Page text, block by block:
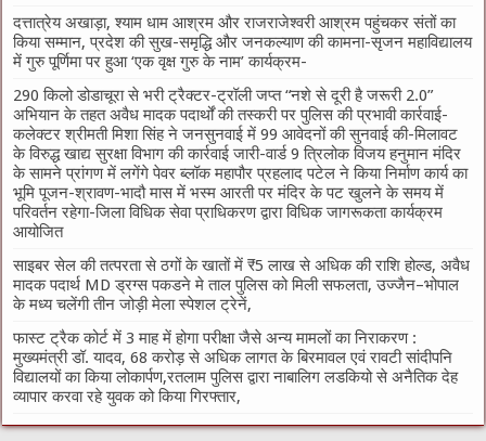
दत्तात्रेय अखाड़ा, श्याम धाम आश्रम और राजराजेश्वरी आश्रम पहुंचकर संतों का
किया सम्मान, प्रदेश की सुख-समृद्धि और जनकल्याण की कामना-सृजन महाविद्यालय
में गुरु पूर्णिमा पर हुआ ‘एक वृक्ष गुरु के नाम’ कार्यक्रम-
290 किलो डोडाचूरा से भरी ट्रैक्टर-ट्रॉली जप्त “नशे से दूरी है जरूरी 2.0”
अभियान के तहत अवैध मादक पदार्थों की तस्करी पर पुलिस की प्रभावी कार्रवाई-
कलेक्टर श्रीमती मिशा सिंह ने जनसुनवाई में 99 आवेदनों की सुनवाई की-मिलावट
के विरुद्ध खाद्य सुरक्षा विभाग की कार्रवाई जारी-वार्ड 9 त्रिलोक विजय हनुमान मंदिर
के सामने प्रांगण में लगेंगे पेवर ब्लॉक महापौर प्रहलाद पटेल ने किया निर्माण कार्य का
भूमि पूजन-श्रावण-भादौ मास में भस्म आरती पर मंदिर के पट खुलने के समय में
परिवर्तन रहेगा-जिला विधिक सेवा प्राधिकरण द्वारा विधिक जागरूकता कार्यक्रम
आयोजित
साइबर सेल की तत्परता से ठगों के खातों में ₹5 लाख से अधिक की राशि होल्ड, अवैध
मादक पदार्थ MD ड्रग्स पकडने मे ताल पुलिस को मिली सफलता, उज्जैन–भोपाल
के मध्य चलेंगी तीन जोड़ी मेला स्पेशल ट्रेनें,
फास्ट ट्रैक कोर्ट में 3 माह में होगा परीक्षा जैसे अन्य मामलों का निराकरण :
मुख्यमंत्री डॉ. यादव, 68 करोड़ से अधिक लागत के बिरमावल एवं रावटी सांदीपनि
विद्यालयों का किया लोकार्पण,रतलाम पुलिस द्वारा नाबालिग लडकियो से अनैतिक देह
व्यापार करवा रहे युवक को किया गिरफ्तार,